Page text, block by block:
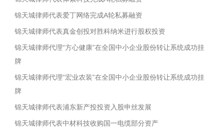
锦天城律师代表爱丁网络完成A轮私募融资
锦天城律师代表真金创投对胜科纳米进行股权投资
锦天城律师代理“方心健康”在全国中小企业股份转让系统成功挂
牌
锦天城律师代理“宏业农装”在全国中小企业股份转让系统成功挂
牌
锦天城律师代表浦东新产投投资入股申丝发展
锦天城律师代表中材科技收购国一电缆部分资产